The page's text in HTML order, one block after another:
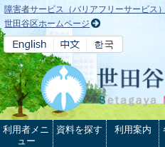
本文へ
障害者サービス（バリアフリーサービス）
世田谷区ホームページ
利用者メニ
ュー
資料を探す 利用案内